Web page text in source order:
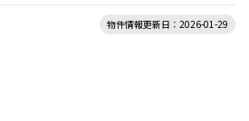
物件情報更新日：2026-01-29